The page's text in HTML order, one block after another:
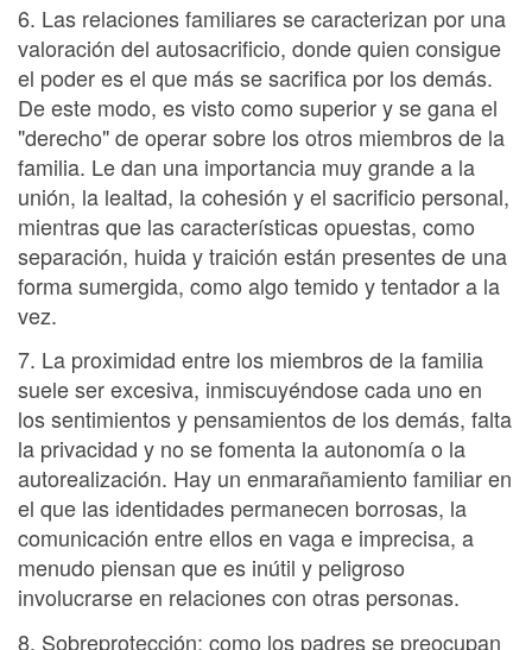
6. Las relaciones familiares se caracterizan por una
valoración del autosacrificio, donde quien consigue
el poder es el que más se sacrifica por los demás.
De este modo, es visto como superior y se gana el
"derecho" de operar sobre los otros miembros de la
familia. Le dan una importancia muy grande a la
unión, la lealtad, la cohesión y el sacrificio personal,
mientras que las características opuestas, como
separación, huida y traición están presentes de una
forma sumergida, como algo temido y tentador a la
vez.
7. La proximidad entre los miembros de la familia
suele ser excesiva, inmiscuyéndose cada uno en
los sentimientos y pensamientos de los demás, falta
la privacidad y no se fomenta la autonomía o la
autorealización. Hay un enmarañamiento familiar en
el que las identidades permanecen borrosas, la
comunicación entre ellos en vaga e imprecisa, a
menudo piensan que es inútil y peligroso
involucrarse en relaciones con otras personas.
8. Sobreprotección: como los padres se preocupan